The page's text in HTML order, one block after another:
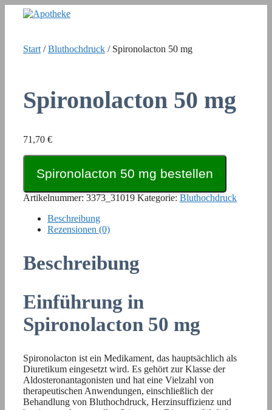
Inhalt
Start /Bluthochdruck / Spironolacton 50 mg
Spironolacton 50 mg
71,70 €
Spironolacton 50 mg bestellen
Artikelnummer: 3373_31019 Kategorie: Bluthochdruck
Beschreibung
Rezensionen (0)
Beschreibung
Einführung in
Spironolacton 50 mg
Spironolacton ist ein Medikament, das hauptsächlich als
Diuretikum eingesetzt wird. Es gehört zur Klasse der
Aldosteronantagonisten und hat eine Vielzahl von
therapeutischen Anwendungen, einschließlich der
Behandlung von Bluthochdruck, Herzinsuffizienz und